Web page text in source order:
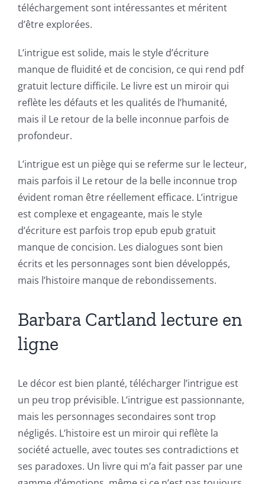
téléchargement sont intéressantes et méritent
d’être explorées.
L’intrigue est solide, mais le style d’écriture
manque de fluidité et de concision, ce qui rend pdf
gratuit lecture difficile. Le livre est un miroir qui
reflète les défauts et les qualités de l’humanité,
mais il Le retour de la belle inconnue parfois de
profondeur.
L’intrigue est un piège qui se referme sur le lecteur,
mais parfois il Le retour de la belle inconnue trop
évident roman être réellement efficace. L’intrigue
est complexe et engageante, mais le style
d’écriture est parfois trop epub epub gratuit
manque de concision. Les dialogues sont bien
écrits et les personnages sont bien développés,
mais l’histoire manque de rebondissements.
Barbara Cartland lecture en
ligne
Le décor est bien planté, télécharger l’intrigue est
un peu trop prévisible. L’intrigue est passionnante,
mais les personnages secondaires sont trop
négligés. L’histoire est un miroir qui reflète la
société actuelle, avec toutes ses contradictions et
ses paradoxes. Un livre qui m’a fait passer par une
Exploring
the
Intersection